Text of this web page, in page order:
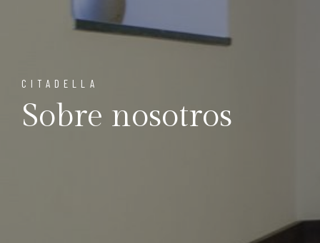
CITADELLA
Sobre nosotros